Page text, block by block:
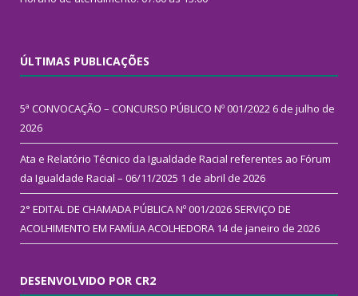
ÚLTIMAS PUBLICAÇÕES
5ª CONVOCAÇÃO – CONCURSO PÚBLICO Nº 001/2022 6 de julho de
2026
Ata e Relatório Técnico da Igualdade Racial referentes ao Fórum
da Igualdade Racial – 06/11/2025 1 de abril de 2026
2° EDITAL DE CHAMADA PÚBLICA Nº 001/2026 SERVIÇO DE
ACOLHIMENTO EM FAMÍLIA ACOLHEDORA 14 de janeiro de 2026
DESENVOLVIDO POR CR2